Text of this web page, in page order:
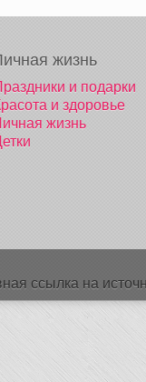
жизнь
и подарки
и здоровье
жизнь
ссылка на